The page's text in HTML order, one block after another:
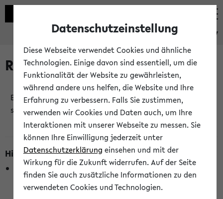
eKVV
Raumänderungen
Es wurden keine Raumänderungen an jetzt
stattfindenden Veranstaltungen gefunden!
Hinweise zur Liste der Raumänderungen
In dieser Liste werden nur Veranstaltungstermine
berücksichtigt, die gerade oder innerhalb der nächsten 2
Stunden stattfinden. Berücksichtigt werden nur Termine,
Datenschutzeinstellung
Diese Webseite verwendet Cookies und ähnliche
Technologien. Einige davon sind essentiell, um die
Funktionalität der Website zu gewährleisten,
während andere uns helfen, die Website und Ihre
Erfahrung zu verbessern. Falls Sie zustimmen,
verwenden wir Cookies und Daten auch, um Ihre
Interaktionen mit unserer Webseite zu messen. Sie
können Ihre Einwilligung jederzeit unter
Datenschutzerklärung einsehen und mit der
Wirkung für die Zukunft widerrufen. Auf der Seite
finden Sie auch zusätzliche Informationen zu den
verwendeten Cookies und Technologien.